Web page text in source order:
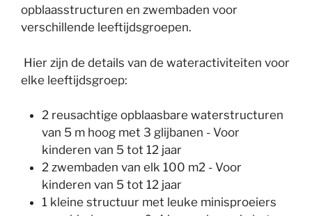
opblaasstructuren en zwembaden voor
verschillende leeftijdsgroepen.
Hier zijn de details van de wateractiviteiten voor
elke leeftijdsgroep:
2 reusachtige opblaasbare waterstructuren
van 5 m hoog met 3 glijbanen - Voor
kinderen van 5 tot 12 jaar
2 zwembaden van elk 100 m2 - Voor
kinderen van 5 tot 12 jaar
1 kleine structuur met leuke minisproeiers